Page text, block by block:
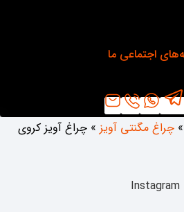
اجتماعی ما
» چراغ مگنتی آویز » چراغ آویز کروی
Instagram